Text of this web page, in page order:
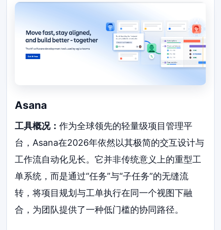
Asana
工具概况：作为全球领先的轻量级项目管理平
台，Asana在2026年依然以其极简的交互设计与
工作流自动化见长。它并非传统意义上的重型工
单系统，而是通过“任务”与“子任务”的无缝流
转，将项目规划与工单执行在同一个视图下融
合，为团队提供了一种低门槛的协同路径。